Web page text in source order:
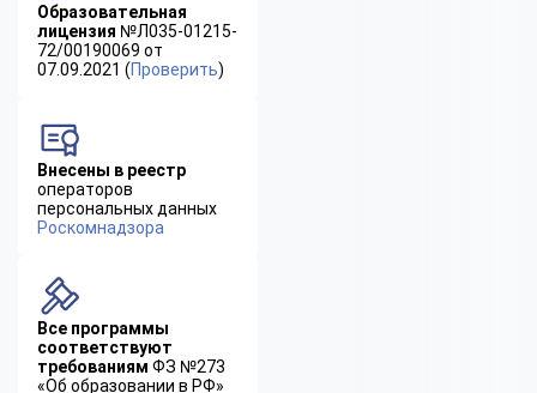
Образовательная
лицензия №Л035-01215-
72/00190069 от
07.09.2021 (Проверить)
Внесены в реестр
операторов
персональных данных
Роскомнадзора
Все программы
соответствуют
требованиям ФЗ №273
«Об образовании в РФ»